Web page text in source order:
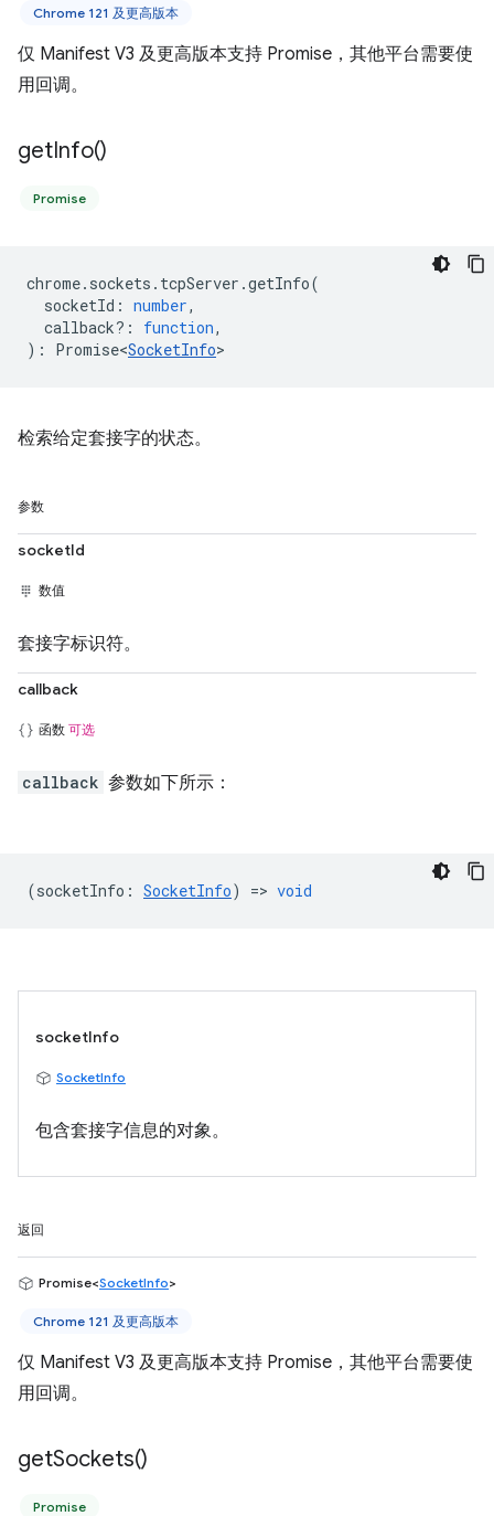
Chrome 121 及更高版本
仅 Manifest V3 及更高版本支持 Promise，其他平台需要使
用回调。
getInfo()
Promise
chrome. sockets . tcpServer .getInfo(
socketId : number,
callback? : function,
) : Promise<SocketInfo>
检索给定套接字的状态。
参数
socketId
数值
套接字标识符。
callback
函数 可选
callback 参数如下所示：
(socketInfo : SocketInfo) => void
socketInfo
SocketInfo
包含套接字信息的对象。
返回
Promise<SocketInfo>
Chrome 121 及更高版本
仅 Manifest V3 及更高版本支持 Promise，其他平台需要使
用回调。
getSockets()
Promise